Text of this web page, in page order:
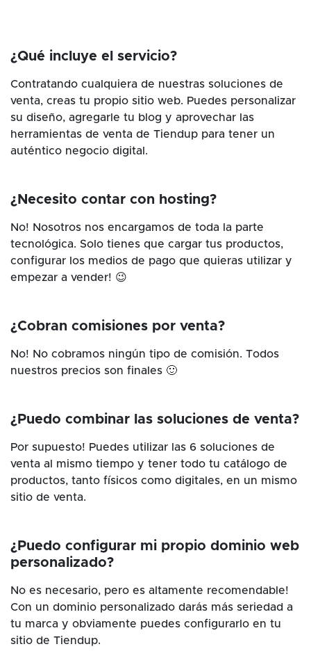
¿Qué incluye el servicio?
Contratando cualquiera de nuestras soluciones de
venta, creas tu propio sitio web. Puedes personalizar
su diseño, agregarle tu blog y aprovechar las
herramientas de venta de Tiendup para tener un
auténtico negocio digital.
¿Necesito contar con hosting?
No! Nosotros nos encargamos de toda la parte
tecnológica. Solo tienes que cargar tus productos,
configurar los medios de pago que quieras utilizar y
empezar a vender! 😉
¿Cobran comisiones por venta?
No! No cobramos ningún tipo de comisión. Todos
nuestros precios son finales 🙂
¿Puedo combinar las soluciones de venta?
Por supuesto! Puedes utilizar las 6 soluciones de
venta al mismo tiempo y tener todo tu catálogo de
productos, tanto físicos como digitales, en un mismo
sitio de venta.
¿Puedo configurar mi propio dominio web
personalizado?
No es necesario, pero es altamente recomendable!
Con un dominio personalizado darás más seriedad a
tu marca y obviamente puedes configurarlo en tu
sitio de Tiendup.